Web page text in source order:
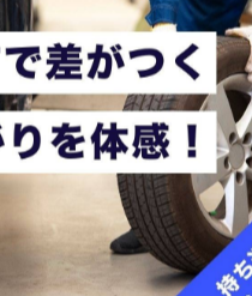
交換を実施 昭和町にて洗車
一覧に戻る 次